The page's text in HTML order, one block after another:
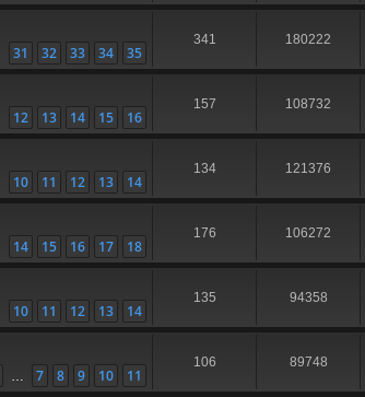
31 32 33 34 35
341 180222
12 13 14 15 16
157 108732
10 11 12 13 14
134 121376
14 15 16 17 18
176 106272
10 11 12 13 14
135 94358
… 7 8 9 10 11
106 89748